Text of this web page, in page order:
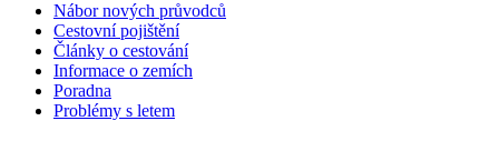
Nábor nových průvodců
Cestovní pojištění
Články o cestování
Informace o zemích
Poradna
Problémy s letem